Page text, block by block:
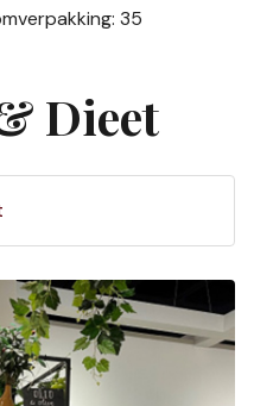
35
Dieet